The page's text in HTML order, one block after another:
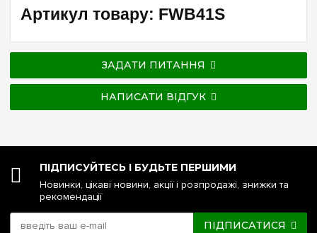
Артикул товару: FWB41S
ЗАДАТИ ПИТАННЯ
НАПИСАТИ ВІДГУК
ПІДПИСУЙТЕСЬ І БУДЬТЕ ПЕРШИМИ
Новинки, цікаві новини, акції і розпродажі, знижки та
рекомендації
ПІДПИСАТИСЯ